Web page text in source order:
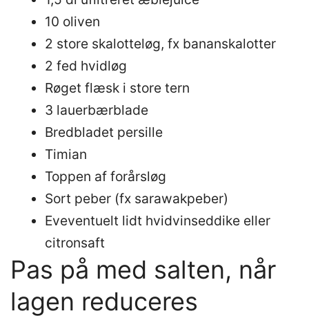
10 oliven
2 store skalotteløg, fx bananskalotter
2 fed hvidløg
Røget flæsk i store tern
3 lauerbærblade
Bredbladet persille
Timian
Toppen af forårsløg
Sort peber (fx sarawakpeber)
Eveventuelt lidt hvidvinseddike eller
citronsaft
Pas på med salten, når
lagen reduceres